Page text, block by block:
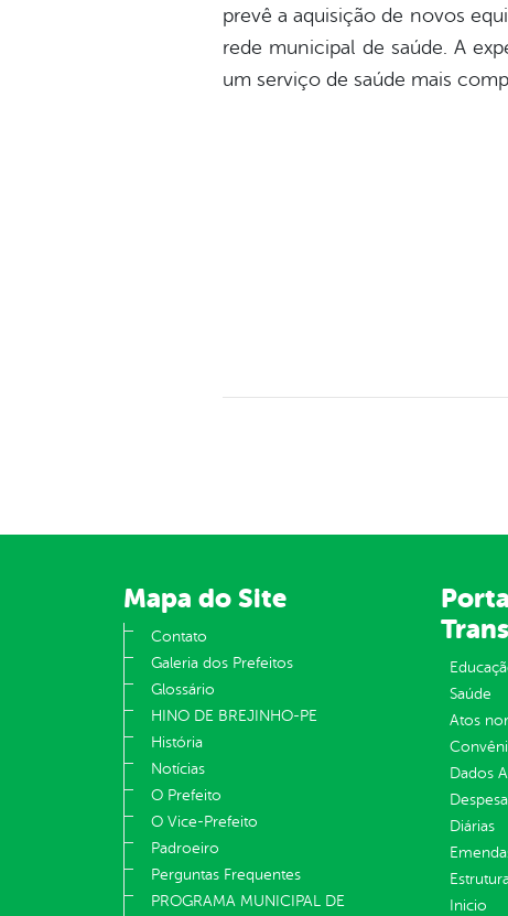
prevê a aquisição de novos
rede municipal de saúde. A
um serviço de saúde mais
Mapa do Site
Contato
Galeria dos Prefeitos
Glossário
HINO DE BREJINHO-PE
História
Notícias
O Prefeito
O Vice-Prefeito
Padroeiro
Perguntas Frequentes
PROGRAMA MUNICIPAL DE
Saúde
Atos
Dados
Diárias
Inicio